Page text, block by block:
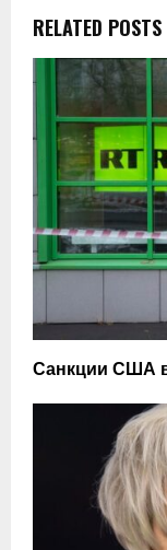
RELATED POSTS
Санкции США